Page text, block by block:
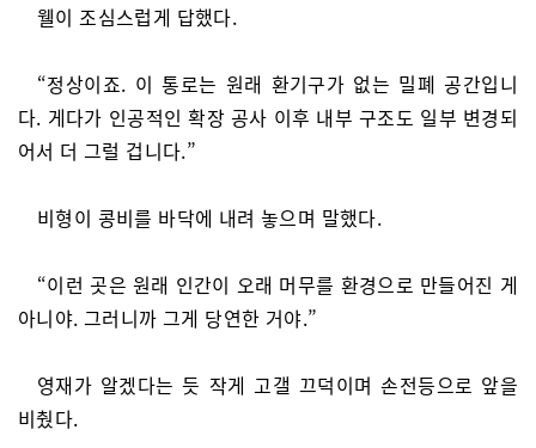
웰이 조심스럽게 답했다.
“정상이죠. 이 통로는 원래 환기구가 없는 밀폐 공간입니
다. 게다가 인공적인 확장 공사 이후 내부 구조도 일부 변경되
어서 더 그럴 겁니다.”
비형이 콩비를 바닥에 내려 놓으며 말했다.
“이런 곳은 원래 인간이 오래 머무를 환경으로 만들어진 게
아니야. 그러니까 그게 당연한 거야.”
영재가 알겠다는 듯 작게 고갤 끄덕이며 손전등으로 앞을
비췄다.